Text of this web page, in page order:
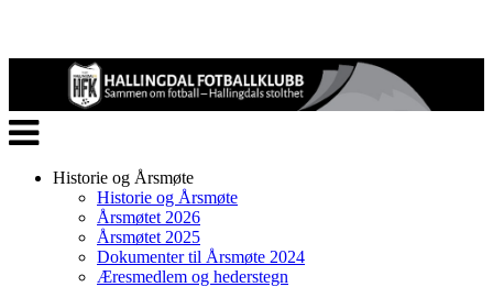
Veksle
navigasjon
Historie og Årsmøte
Historie og Årsmøte
Årsmøtet 2026
Årsmøtet 2025
Dokumenter til Årsmøte 2024
Æresmedlem og hederstegn